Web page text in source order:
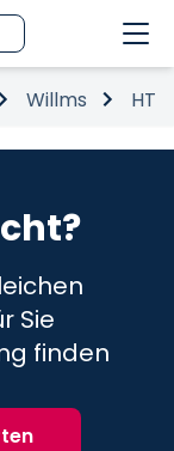
Willms
Sie
finden